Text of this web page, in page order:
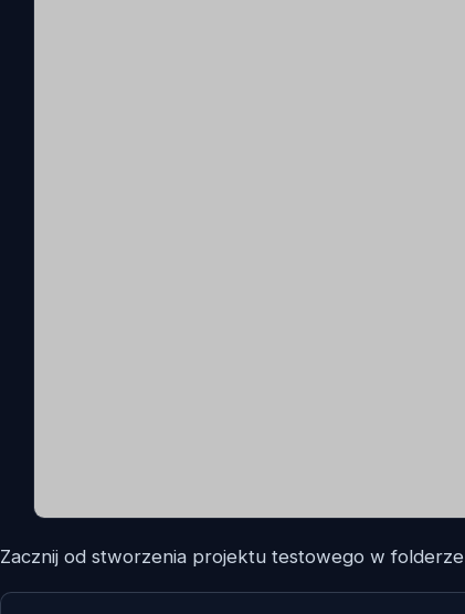
Zacznij od stworzenia projektu testowego w folderze